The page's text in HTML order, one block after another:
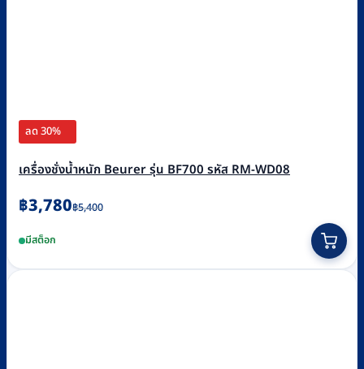
ลด 30%
เครื่องชั่งน้ำหนัก Beurer รุ่น BF700 รหัส RM-WD08
฿5,400
Original
was:
฿5,400.
฿3,780
Current
is:
฿3,780.
มีสต็อก